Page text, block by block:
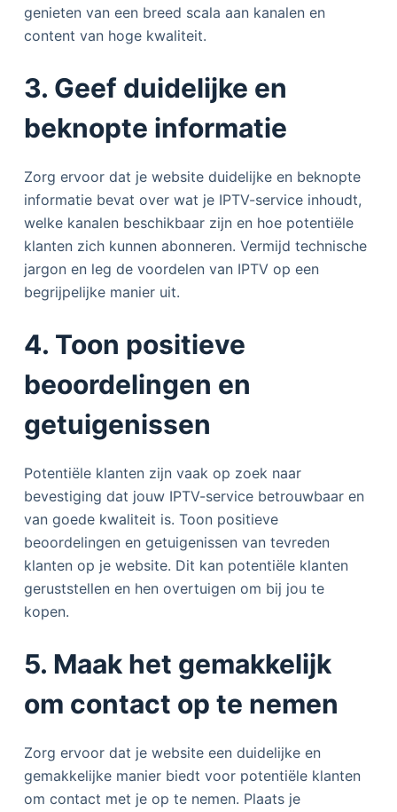
genieten van een breed scala aan kanalen en
content van hoge kwaliteit.
3. Geef duidelijke en
beknopte informatie
Zorg ervoor dat je website duidelijke en beknopte
informatie bevat over wat je IPTV-service inhoudt,
welke kanalen beschikbaar zijn en hoe potentiële
klanten zich kunnen abonneren. Vermijd technische
jargon en leg de voordelen van IPTV op een
begrijpelijke manier uit.
4. Toon positieve
beoordelingen en
getuigenissen
Potentiële klanten zijn vaak op zoek naar
bevestiging dat jouw IPTV-service betrouwbaar en
van goede kwaliteit is. Toon positieve
beoordelingen en getuigenissen van tevreden
klanten op je website. Dit kan potentiële klanten
geruststellen en hen overtuigen om bij jou te
kopen.
5. Maak het gemakkelijk
om contact op te nemen
Zorg ervoor dat je website een duidelijke en
gemakkelijke manier biedt voor potentiële klanten
om contact met je op te nemen. Plaats je